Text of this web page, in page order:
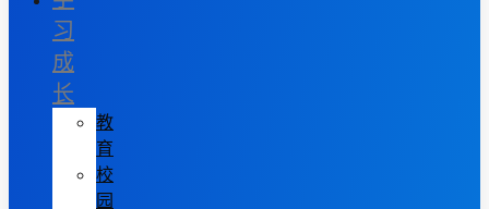
习
成
长
教
育
校
园